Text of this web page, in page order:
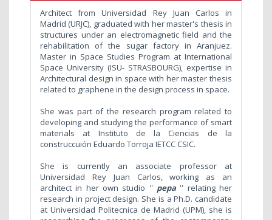
Architect from Universidad Rey Juan Carlos in
Madrid (URJC), graduated with her master's thesis in
structures under an electromagnetic field and the
rehabilitation of the sugar factory in Aranjuez.
Master in Space Studies Program at International
Space University (ISU- STRASBOURG), expertise in
Architectural design in space with her master thesis
related to graphene in the design process in space.
She was part of the research program related to
developing and studying the performance of smart
materials at Instituto de la Ciencias de la
construccuión Eduardo Torroja IETCC CSIC.
She is currently an associate professor at
Universidad Rey Juan Carlos, working as an
architect in her own studio '' pepa '' relating her
research in project design. She is a Ph.D. candidate
at Universidad Politecnica de Madrid (UPM), she is